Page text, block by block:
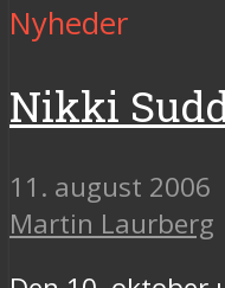
Nyheder
Nikki
11. august 2006
Martin Laurberg